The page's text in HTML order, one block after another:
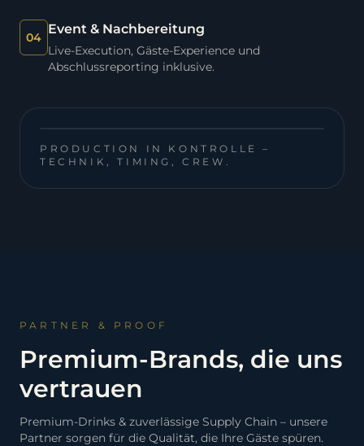
04
Event & Nachbereitung
Live-Execution, Gäste-Experience und
Abschlussreporting inklusive.
PRODUCTION IN KONTROLLE –
TECHNIK, TIMING, CREW.
PARTNER & PROOF
Premium-Brands, die uns
vertrauen
Premium-Drinks & zuverlässige Supply Chain – unsere
Partner sorgen für die Qualität, die Ihre Gäste spüren.